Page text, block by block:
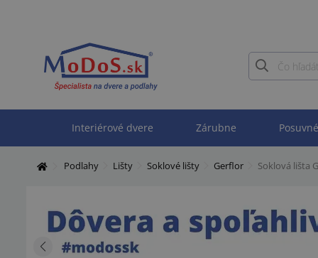
Interiérové dvere Zárubne
Podlahy Lišty Soklové lišty Gerflor Soklová lišta